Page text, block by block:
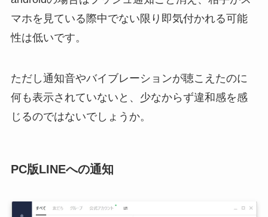
マホを見ている際中でない限り即気付かれる可能
性は低いです。
ただし通知音やバイブレーションが聴こえたのに
何も表示されていないと、少なからず違和感を感
じるのではないでしょうか。
PC版LINEへの通知